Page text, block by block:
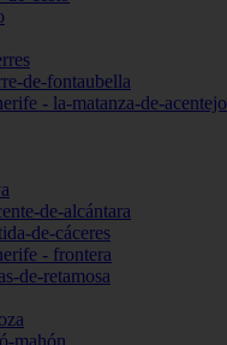
de-fontaubella
- la-matanza-de-acentejo
de-alcántara
de-cáceres
- frontera
de-retamosa
mahón